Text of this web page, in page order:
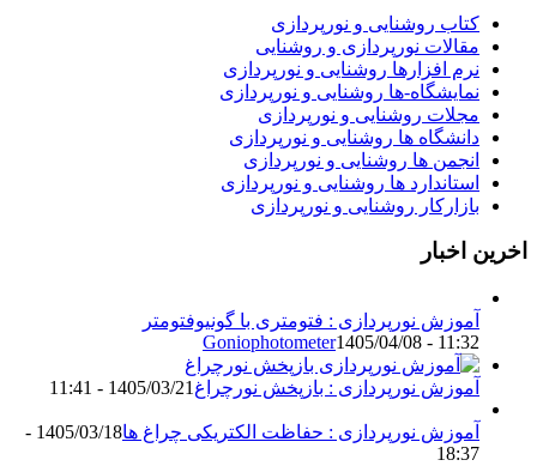
کتاب روشنایی و نورپردازی
مقالات نورپردازی و روشنایی
نرم افزارها روشنایی و نورپردازی
نمایشگاه-ها روشنایی و نورپردازی
مجلات روشنایی و نورپردازی
دانشگاه ها روشنایی و نورپردازی
انجمن ها روشنایی و نورپردازی
استاندارد ها روشنایی و نورپردازی
بازارکار روشنایی و نورپردازی
اخرین اخبار
آموزش نورپردازی : فتومتری با گونیوفتومتر
Goniophotometer1405/04/08 - 11:32
آموزش نورپردازی : بازپخش نورچراغ 1405/03/21 - 11:41
آموزش نورپردازی : حفاظت الکتریکی چراغ ها
1405/03/18 -
18:37